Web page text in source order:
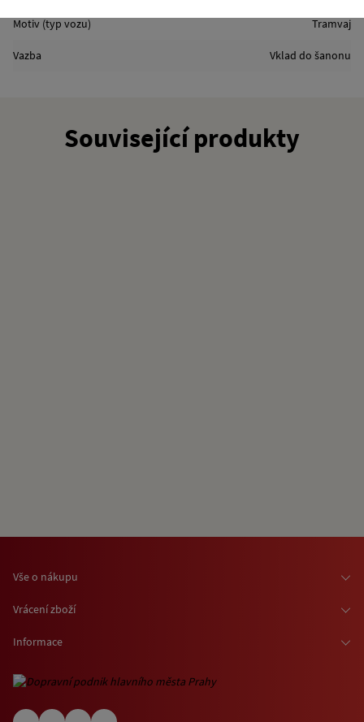
Motiv (typ vozu) Tramvaj
Vazba Vklad do šanonu
Související produkty
Vše o nákupu
Osobní odběr zboží
O nákupu jízdenek a vstupenek
Vrácení zboží
Informace
Informace o využívání cookies